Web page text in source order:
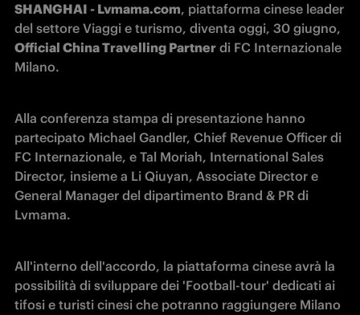
SHANGHAI - Lvmama.com, piattaforma cinese leader
Official China Travelling Partner di FC Internazionale
Milano.
Alla conferenza stampa di presentazione hanno
partecipato Michael Gandler, Chief Revenue Officer di
FC Internazionale, e Tal Moriah, International Sales
Director, insieme a Li Qiuyan, Associate Director e
General Manager del dipartimento Brand & PR di
Lvmama.
All'interno dell'accordo, la piattaforma cinese avrà la
possibilità di sviluppare dei 'Football-tour' dedicati ai
tifosi e turisti cinesi che potranno raggiungere Milano